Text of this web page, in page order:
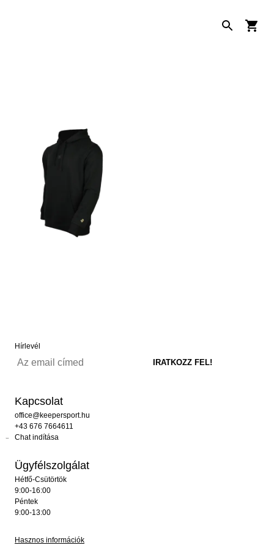
Hírlevél
Kapcsolat
office@keepersport.hu
+43 676 7664611
Chat indítása
Ügyfélszolgálat
Hétfő-Csütörtök
9:00-16:00
Péntek
9:00-13:00
Hasznos információk